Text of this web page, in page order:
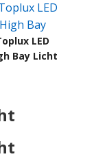
LED
Bay Licht